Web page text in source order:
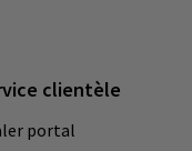
clientèle
portal